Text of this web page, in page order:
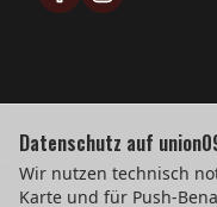
©2026 TuS Union 09
Datenschutz auf
Wir nutzen technisch
Karte und für Push-